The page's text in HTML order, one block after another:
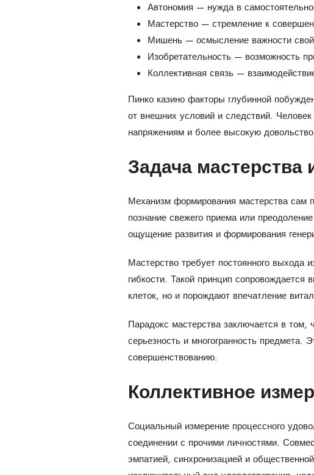
Автономия — нужда в
Мастерство — стремление к
Мишень — осмысление важности свой
Изобретательность — возможность
Коллективная связь —
Пинко казино факторы глубинной
от внешних условий и следствий.
напряжениям и более высокую
Задача
Механизм формирования мастерства сам
познание свежего приема или
ощущение развития и формирования
Мастерство требует постоянного выхода
гибкости. Такой принцип сопровождается
клеток, но и порождают впечатление
Парадокс мастерства заключается в
серьезность и многогранность
совершенствованию.
Коллективное
Социальный измерение процессного
соединении с прочими личностями.
эмпатией, синхронизацией и